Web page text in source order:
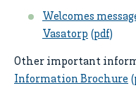
Welcomes
Vasatorp
Other important
Information Brochure